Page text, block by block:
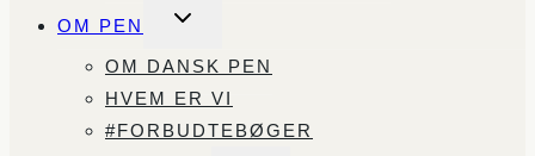
OM PEN
SKIFT
OM DANSK PEN
HVEM ER VI
#FORBUDTEBØGER